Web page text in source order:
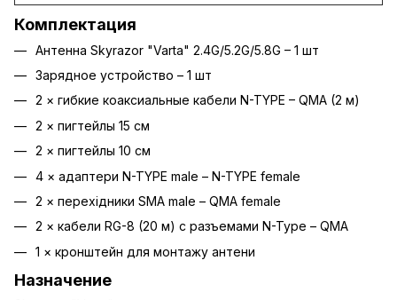
Комплектация
Антенна Skyrazor "Varta" 2.4G/5.2G/5.8G – 1 шт
Зарядное устройство – 1 шт
2 × гибкие коаксиальные кабели N-TYPE – QMA (2 м)
2 × пигтейлы 15 см
2 × пигтейлы 10 см
4 × адаптери N-TYPE male – N-TYPE female
2 × перехідники SMA male – QMA female
2 × кабели RG-8 (20 м) с разъемами N-Type – QMA
1 × кронштейн для монтажу антени
Назначение